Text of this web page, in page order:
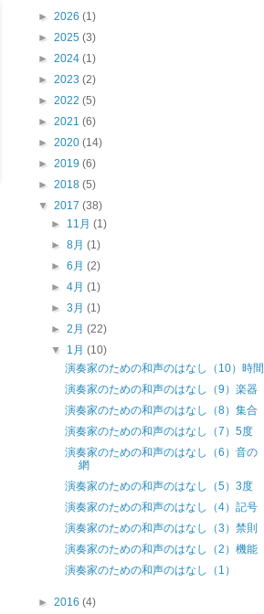
► 2026 (1)
► 2025 (3)
► 2024 (1)
► 2023 (2)
► 2022 (5)
► 2021 (6)
► 2020 (14)
► 2019 (6)
► 2018 (5)
▼ 2017 (38)
► 11月(1)
►8月(1)
►6月(2)
►4月(1)
►3月(1)
►2月(22)
▼ 1月(10)
演奏家のための和声のはなし（10）時間
演奏家のための和声のはなし（9）楽器
演奏家のための和声のはなし（8）集合
演奏家のための和声のはなし（7）5度
演奏家のための和声のはなし（6）音の
網
演奏家のための和声のはなし（5）3度
演奏家のための和声のはなし（4）記号
演奏家のための和声のはなし（3）禁則
演奏家のための和声のはなし（2）機能
演奏家のための和声のはなし（1）
► 2016 (4)